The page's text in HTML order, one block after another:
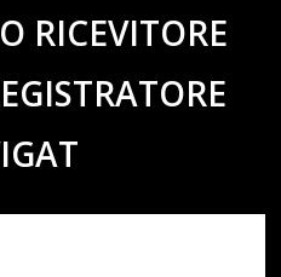
RICEVITORE